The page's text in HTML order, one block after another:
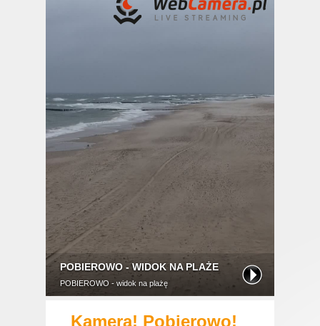
Kamera! Pobierowo!